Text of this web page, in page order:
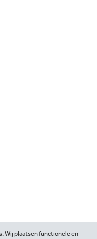
Wij plaatsen functionele en